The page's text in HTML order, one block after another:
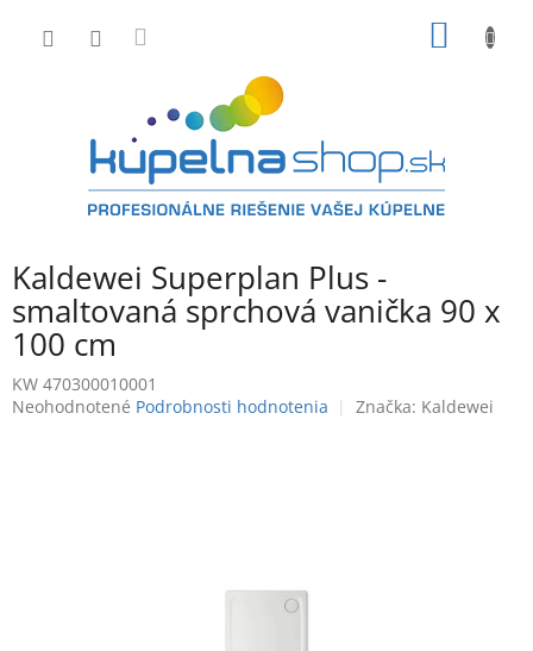
Kaldewei Superplan Plus -
smaltovaná sprchová vanička 90 x
100 cm
KW 470300010001
Priemerné
Neohodnotené Podrobnosti hodnotenia Značka: Kaldewei